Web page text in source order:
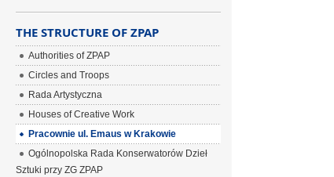
THE STRUCTURE OF ZPAP
Authorities of ZPAP
Circles and Troops
Rada Artystyczna
Houses of Creative Work
Pracownie ul. Emaus w Krakowie
Ogólnopolska Rada Konserwatorów Dzieł
Sztuki przy ZG ZPAP